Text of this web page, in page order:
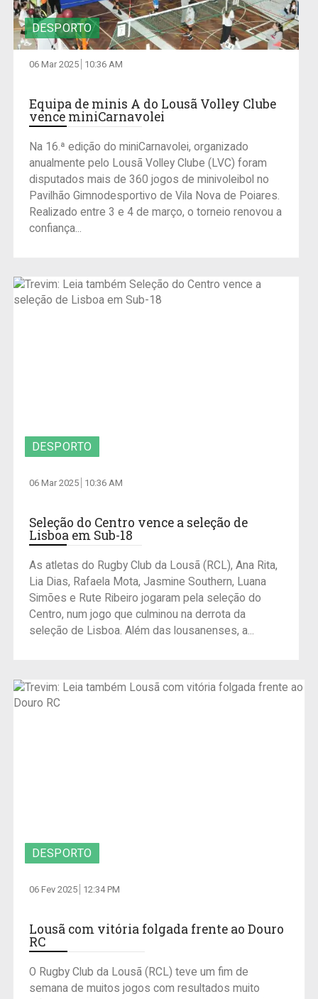
DESPORTO
06 Mar 2025 10:36 AM
Equipa de minis A do Lousã Volley Clube
vence miniCarnavolei
Na 16.ª edição do miniCarnavolei, organizado
anualmente pelo Lousã Volley Clube (LVC) foram
disputados mais de 360 jogos de minivoleibol no
Pavilhão Gimnodesportivo de Vila Nova de Poiares.
Realizado entre 3 e 4 de março, o torneio renovou a
confiança...
DESPORTO
06 Mar 2025 10:36 AM
Seleção do Centro vence a seleção de
Lisboa em Sub-18
As atletas do Rugby Club da Lousã (RCL), Ana Rita,
Lia Dias, Rafaela Mota, Jasmine Southern, Luana
Simões e Rute Ribeiro jogaram pela seleção do
Centro, num jogo que culminou na derrota da
seleção de Lisboa. Além das lousanenses, a...
DESPORTO
06 Fev 2025 12:34 PM
Lousã com vitória folgada frente ao Douro
RC
O Rugby Club da Lousã (RCL) teve um fim de
semana de muitos jogos com resultados muito